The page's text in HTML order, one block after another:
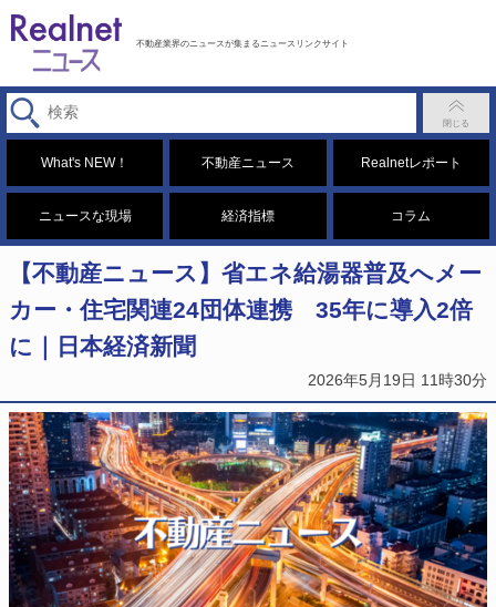
不動産業界のニュースが集まるニュースリンクサイト
What's NEW！ 不動産ニュース Realnetレポート
ニュースな現場 経済指標 コラム
【不動産ニュース】省エネ給湯器普及へメー
カー・住宅関連24団体連携 35年に導入2倍
に｜日本経済新聞
2026年5月19日 11時30分